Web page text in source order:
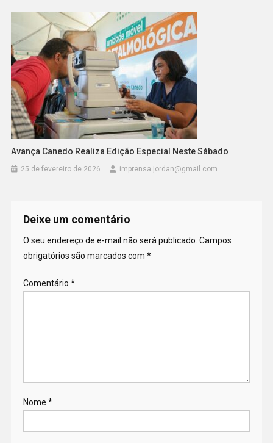
Avança Canedo Realiza Edição Especial Neste Sábado
25 de fevereiro de 2026 imprensa.jordan@gmail.com
Deixe um comentário
O seu endereço de e-mail não será publicado. Campos
obrigatórios são marcados com *
Comentário *
Nome *